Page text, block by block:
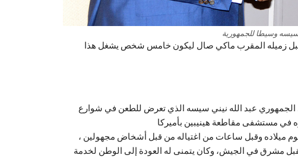
وسيطا للجمهورية
للجمهورية من قبل زميله المقرب ماكي صال ليكون خامس شخص يشغل هذا
الوسيط الجمهوري عبد الله نيني سيسه الذي تعرض للطعن في شوارع
يوم ميلاده وقبل ساعات من اغتياله من قبل أشخاض مجهولين ،
مشرق في الجيش، وكان يتمنى له العودة إلى الوطن لخدمة